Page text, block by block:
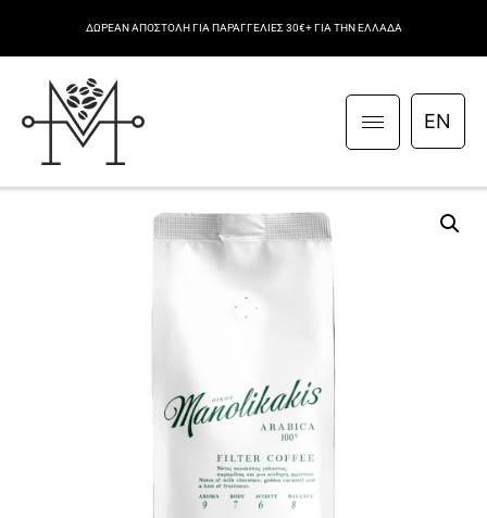
ΔΩΡΕΑΝ ΑΠΟΣΤΟΛΗ ΓΙΑ ΠΑΡΑΓΓΕΛΙΕΣ 30€+ ΓΙΑ ΤΗΝ ΕΛΛΑΔΑ
EN